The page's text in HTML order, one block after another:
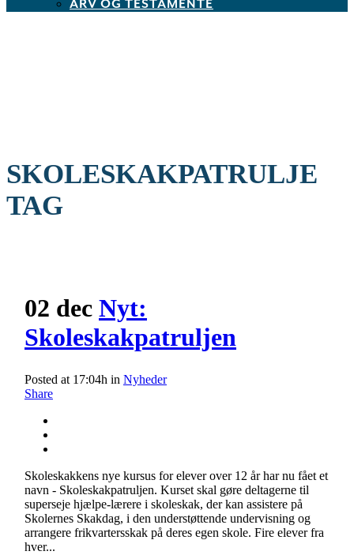
ARV OG TESTAMENTE
SKOLESKAKPATRULJE
TAG
02 dec Nyt:
Skoleskakpatruljen
Posted at 17:04h in Nyheder
Share
Skoleskakkens nye kursus for elever over 12 år har nu fået et
navn - Skoleskakpatruljen. Kurset skal gøre deltagerne til
superseje hjælpe-lærere i skoleskak, der kan assistere på
Skolernes Skakdag, i den understøttende undervisning og
arrangere frikvartersskak på deres egen skole. Fire elever fra
hver...